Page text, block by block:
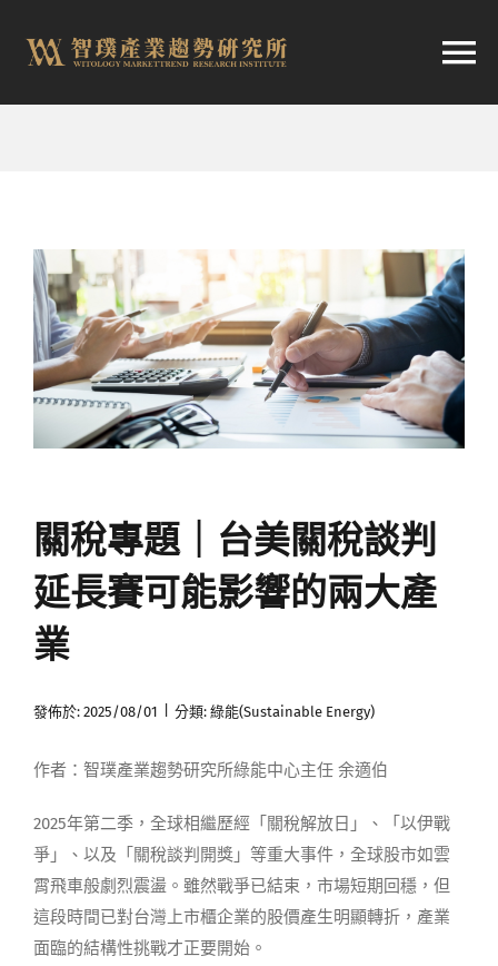
容
航
市場快訊
產業日報
媒體曝光
會員帳號
關稅專題｜台美關稅談判
延長賽可能影響的兩大產
業
發佈於: 2025/08/01 分類: 綠能(Sustainable Energy)
作者：智璞產業趨勢研究所綠能中心主任 余適伯
2025年第二季，全球相繼歷經「關稅解放日」、「以伊戰
爭」、以及「關稅談判開獎」等重大事件，全球股市如雲
霄飛車般劇烈震盪。雖然戰爭已結束，市場短期回穩，但
這段時間已對台灣上市櫃企業的股價產生明顯轉折，產業
面臨的結構性挑戰才正要開始。